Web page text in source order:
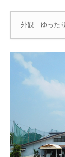
外観 ゆったり